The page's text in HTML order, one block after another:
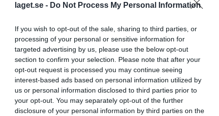
laget.se - Do Not Process My Personal Information
If you wish to opt-out of the sale, sharing to third parties, or
processing of your personal or sensitive information for
targeted advertising by us, please use the below opt-out
section to confirm your selection. Please note that after your
opt-out request is processed you may continue seeing
interest-based ads based on personal information utilized by
us or personal information disclosed to third parties prior to
your opt-out. You may separately opt-out of the further
disclosure of your personal information by third parties on the
19 jun
11 jun
Vår uppskattade styrelseledamot Jonas Svensson fyller 60 år!